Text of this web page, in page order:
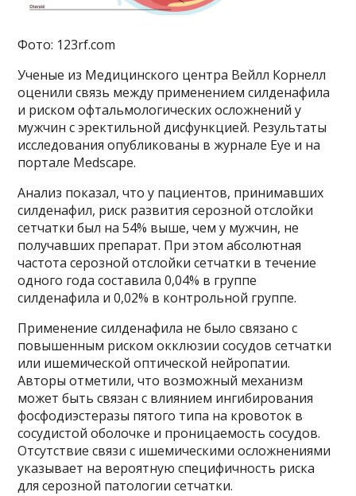
Фото: 123rf.com
Ученые из Медицинского центра Вейлл Корнелл
оценили связь между применением силденафила
и риском офтальмологических осложнений у
мужчин с эректильной дисфункцией. Результаты
исследования опубликованы в журнале Eye и на
портале Medscape.
Анализ показал, что у пациентов, принимавших
силденафил, риск развития серозной отслойки
сетчатки был на 54% выше, чем у мужчин, не
получавших препарат. При этом абсолютная
частота серозной отслойки сетчатки в течение
одного года составила 0,04% в группе
силденафила и 0,02% в контрольной группе.
Применение силденафила не было связано с
повышенным риском окклюзии сосудов сетчатки
или ишемической оптической нейропатии.
Авторы отметили, что возможный механизм
может быть связан с влиянием ингибирования
фосфодиэстеразы пятого типа на кровоток в
сосудистой оболочке и проницаемость сосудов.
Отсутствие связи с ишемическими осложнениями
указывает на вероятную специфичность риска
для серозной патологии сетчатки.